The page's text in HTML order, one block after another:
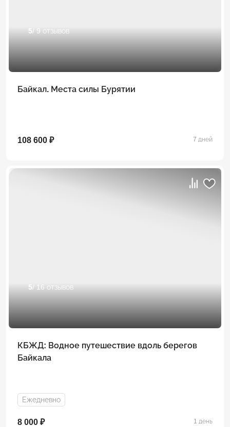
5/ 9 отзывов
Байкал. Места силы Бурятии
108 600 ₽ 7 дней
5/ 16 отзывов
КБЖД: Водное путешествие вдоль берегов
Байкала
Ежедневно
8 000 ₽ 1 день